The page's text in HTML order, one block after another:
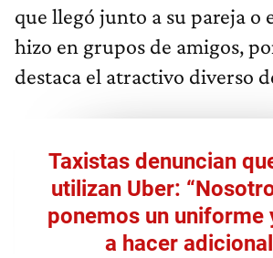
que llegó junto a su pareja o
hizo en grupos de amigos,
destaca el atractivo diverso
Taxistas denuncian
utilizan Uber:
ponemos un uniforme
a hacer